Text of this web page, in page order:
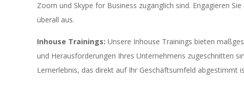
Zoom und Skype for Business zugänglich sind. Engagieren
überall aus.
Inhouse Trainings: Unsere Inhouse Trainings bieten
und Herausforderungen Ihres Unternehmens zugeschnitten
Lernerlebnis, das direkt auf Ihr Geschäftsumfeld abgestimmt